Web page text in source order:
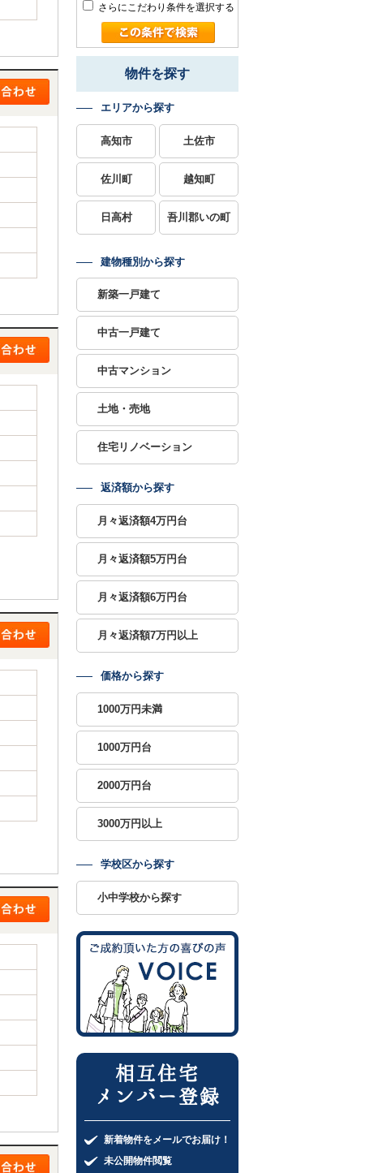
さらにこだわり条件を選択する
物件を探す
エリアから探す
高知市 土佐市
佐川町 越知町
日高村 吾川郡いの町
建物種別から探す
新築一戸建て
中古一戸建て
中古マンション
土地・売地
住宅リノベーション
返済額から探す
月々返済額4万円台
月々返済額5万円台
月々返済額6万円台
月々返済額7万円以上
価格から探す
1000万円未満
1000万円台
2000万円台
3000万円以上
学校区から探す
小中学校から探す
相互住宅
メンバー登録
新着物件をメールでお届け！
未公開物件閲覧